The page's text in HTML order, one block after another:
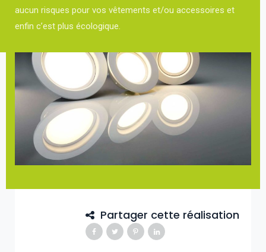
aucun risques pour vos vêtements et/ou accessoires et
enfin c’est plus écologique.
Partager cette réalisation